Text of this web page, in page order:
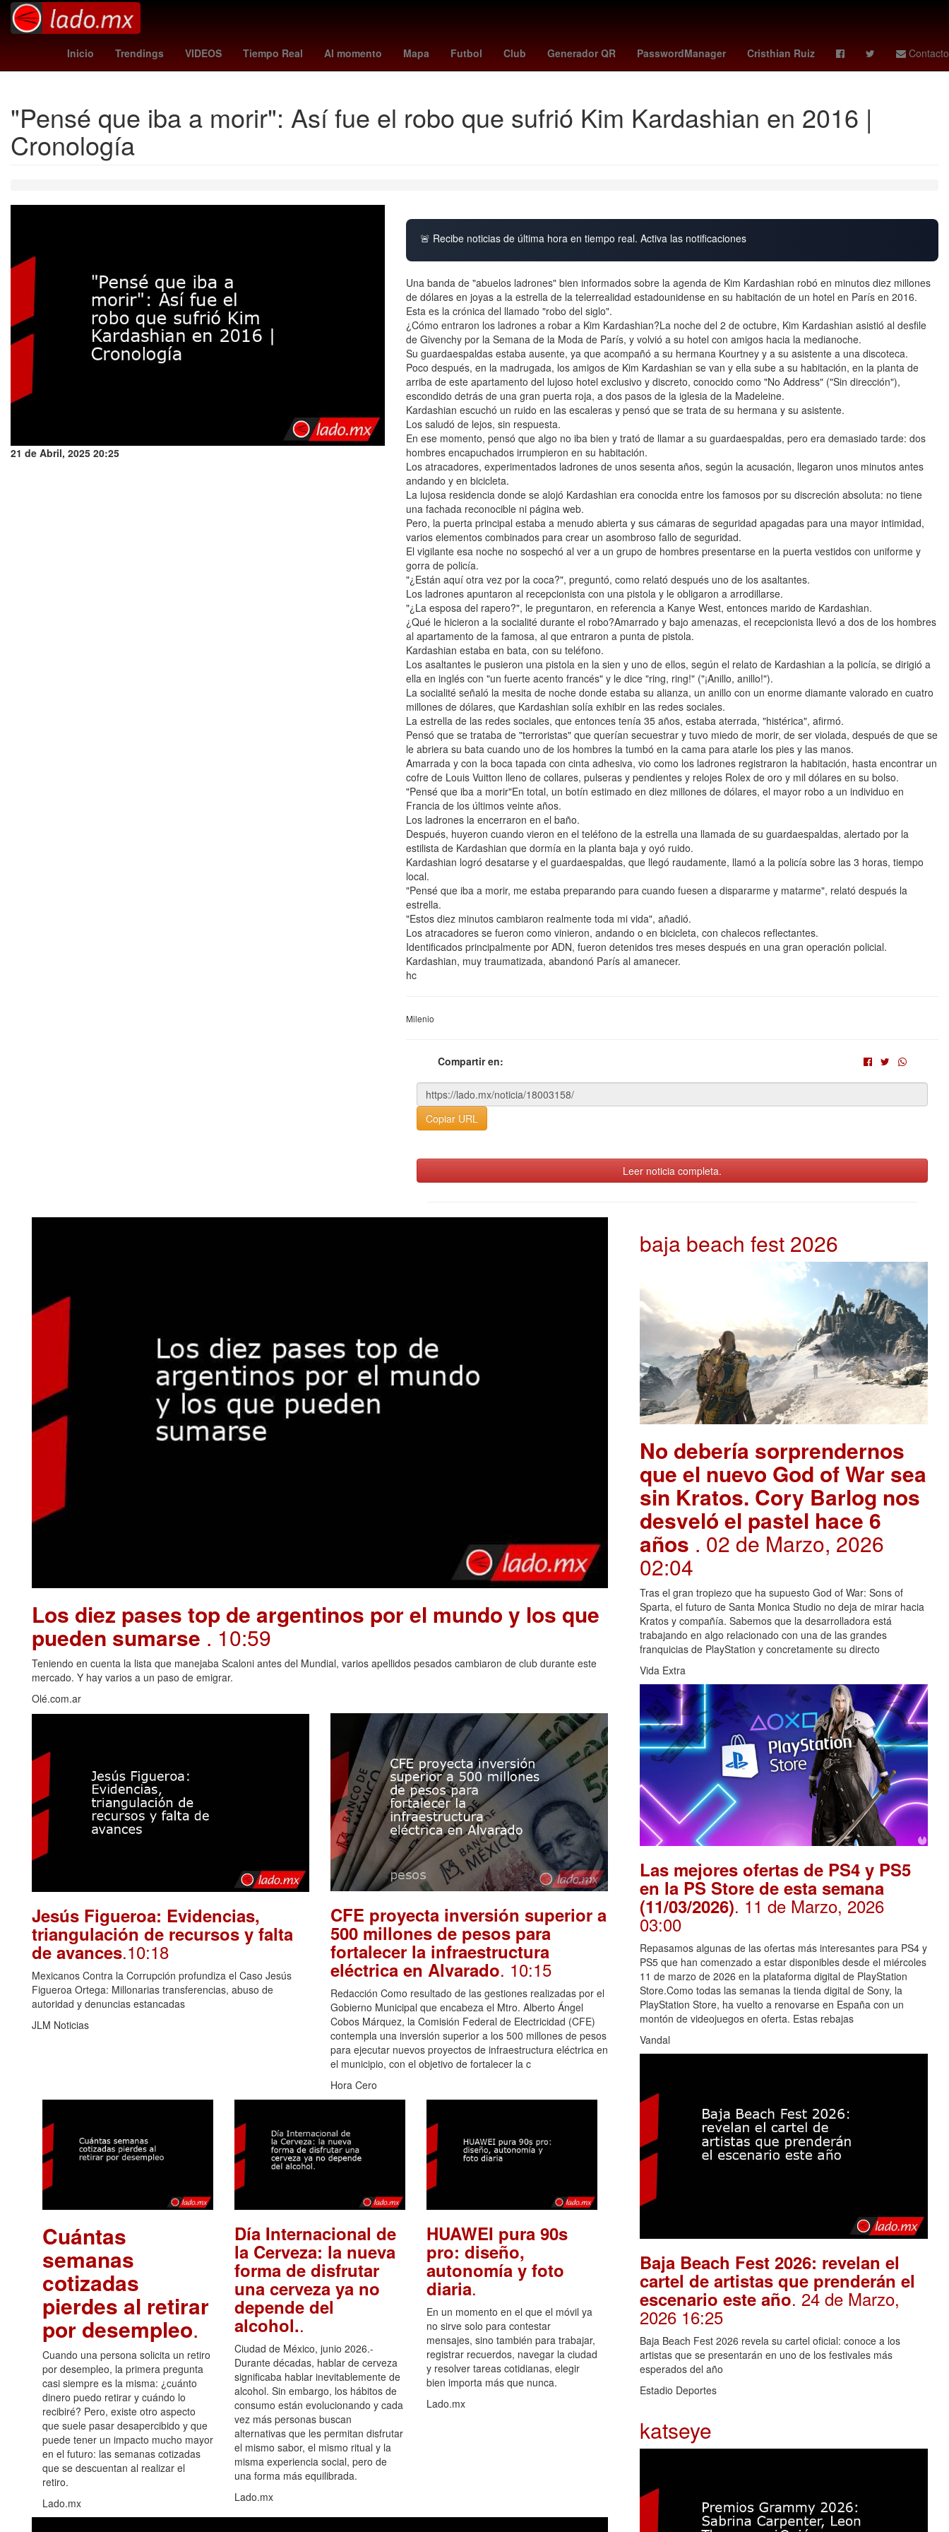
Inicio Trendings VIDEOS Tiempo Real Al momento Mapa Futbol Club Generador QR PasswordManager Cristhian Ruiz Contacto
Dólar estadounidense Maíz transgénico Aguascalientes Amistosos Brasil China frankfurt - hoffenheim #OndaDeCalor Selección de fútbol de Gabón Marc Cucurella
"Pensé que iba a morir": Así fue el robo que sufrió Kim Kardashian en 2016 |
Cronología
21 de Abril, 2025 20:25
🚨 Recibe noticias de última hora en tiempo real. Activa las notificaciones
Una banda de "abuelos ladrones" bien informados sobre la agenda de Kim Kardashian robó en minutos diez millones
de dólares en joyas a la estrella de la telerrealidad estadounidense en su habitación de un hotel en París en 2016.
Esta es la crónica del llamado "robo del siglo".
¿Cómo entraron los ladrones a robar a Kim Kardashian?La noche del 2 de octubre, Kim Kardashian asistió al desfile
de Givenchy por la Semana de la Moda de París, y volvió a su hotel con amigos hacia la medianoche.
Su guardaespaldas estaba ausente, ya que acompañó a su hermana Kourtney y a su asistente a una discoteca.
Poco después, en la madrugada, los amigos de Kim Kardashian se van y ella sube a su habitación, en la planta de
arriba de este apartamento del lujoso hotel exclusivo y discreto, conocido como "No Address" ("Sin dirección"),
escondido detrás de una gran puerta roja, a dos pasos de la iglesia de la Madeleine.
Kardashian escuchó un ruido en las escaleras y pensó que se trata de su hermana y su asistente.
Los saludó de lejos, sin respuesta.
En ese momento, pensó que algo no iba bien y trató de llamar a su guardaespaldas, pero era demasiado tarde: dos
hombres encapuchados irrumpieron en su habitación.
Los atracadores, experimentados ladrones de unos sesenta años, según la acusación, llegaron unos minutos antes
andando y en bicicleta.
La lujosa residencia donde se alojó Kardashian era conocida entre los famosos por su discreción absoluta: no tiene
una fachada reconocible ni página web.
Pero, la puerta principal estaba a menudo abierta y sus cámaras de seguridad apagadas para una mayor intimidad,
varios elementos combinados para crear un asombroso fallo de seguridad.
El vigilante esa noche no sospechó al ver a un grupo de hombres presentarse en la puerta vestidos con uniforme y
gorra de policía.
"¿Están aquí otra vez por la coca?", preguntó, como relató después uno de los asaltantes.
Los ladrones apuntaron al recepcionista con una pistola y le obligaron a arrodillarse.
"¿La esposa del rapero?", le preguntaron, en referencia a Kanye West, entonces marido de Kardashian.
¿Qué le hicieron a la socialité durante el robo?Amarrado y bajo amenazas, el recepcionista llevó a dos de los hombres
al apartamento de la famosa, al que entraron a punta de pistola.
Kardashian estaba en bata, con su teléfono.
Los asaltantes le pusieron una pistola en la sien y uno de ellos, según el relato de Kardashian a la policía, se dirigió a
ella en inglés con "un fuerte acento francés" y le dice "ring, ring!" ("¡Anillo, anillo!").
La socialité señaló la mesita de noche donde estaba su alianza, un anillo con un enorme diamante valorado en cuatro
millones de dólares, que Kardashian solía exhibir en las redes sociales.
La estrella de las redes sociales, que entonces tenía 35 años, estaba aterrada, "histérica", afirmó.
Pensó que se trataba de "terroristas" que querían secuestrar y tuvo miedo de morir, de ser violada, después de que se
le abriera su bata cuando uno de los hombres la tumbó en la cama para atarle los pies y las manos.
Amarrada y con la boca tapada con cinta adhesiva, vio como los ladrones registraron la habitación, hasta encontrar un
cofre de Louis Vuitton lleno de collares, pulseras y pendientes y relojes Rolex de oro y mil dólares en su bolso.
"Pensé que iba a morir"En total, un botín estimado en diez millones de dólares, el mayor robo a un individuo en
Francia de los últimos veinte años.
Los ladrones la encerraron en el baño.
Después, huyeron cuando vieron en el teléfono de la estrella una llamada de su guardaespaldas, alertado por la
estilista de Kardashian que dormía en la planta baja y oyó ruido.
Kardashian logró desatarse y el guardaespaldas, que llegó raudamente, llamó a la policía sobre las 3 horas, tiempo
local.
"Pensé que iba a morir, me estaba preparando para cuando fuesen a dispararme y matarme", relató después la
estrella.
"Estos diez minutos cambiaron realmente toda mi vida", añadió.
Los atracadores se fueron como vinieron, andando o en bicicleta, con chalecos reflectantes.
Identificados principalmente por ADN, fueron detenidos tres meses después en una gran operación policial.
Kardashian, muy traumatizada, abandonó París al amanecer.
hc
Milenio
Compartir en:
Copiar URL
Leer noticia completa.
Los diez pases top de argentinos por el mundo y los que
pueden sumarse . 10:59
Teniendo en cuenta la lista que manejaba Scaloni antes del Mundial, varios apellidos pesados cambiaron de club durante este
mercado. Y hay varios a un paso de emigrar.
Olé.com.ar
Jesús Figueroa: Evidencias,
triangulación de recursos y falta
de avances.10:18
Mexicanos Contra la Corrupción profundiza el Caso Jesús
Figueroa Ortega: Millonarias transferencias, abuso de
autoridad y denuncias estancadas
JLM Noticias
CFE proyecta inversión superior a
500 millones de pesos para
fortalecer la infraestructura
eléctrica en Alvarado. 10:15
Redacción Como resultado de las gestiones realizadas por el
Gobierno Municipal que encabeza el Mtro. Alberto Ángel
Cobos Márquez, la Comisión Federal de Electricidad (CFE)
contempla una inversión superior a los 500 millones de pesos
para ejecutar nuevos proyectos de infraestructura eléctrica en
el municipio, con el objetivo de fortalecer la c
Hora Cero
Cuántas
semanas
cotizadas
pierdes al retirar
por desempleo.
Cuando una persona solicita un retiro
por desempleo, la primera pregunta
casi siempre es la misma: ¿cuánto
dinero puedo retirar y cuándo lo
recibiré? Pero, existe otro aspecto
que suele pasar desapercibido y que
puede tener un impacto mucho mayor
en el futuro: las semanas cotizadas
que se descuentan al realizar el
retiro.
Lado.mx
Día Internacional de
la Cerveza: la nueva
forma de disfrutar
una cerveza ya no
depende del
alcohol..
Ciudad de México, junio 2026.-
Durante décadas, hablar de cerveza
significaba hablar inevitablemente de
alcohol. Sin embargo, los hábitos de
consumo están evolucionando y cada
vez más personas buscan
alternativas que les permitan disfrutar
el mismo sabor, el mismo ritual y la
misma experiencia social, pero de
una forma más equilibrada.
Lado.mx
HUAWEI pura 90s
pro: diseño,
autonomía y foto
diaria.
En un momento en el que el móvil ya
no sirve solo para contestar
mensajes, sino también para trabajar,
registrar recuerdos, navegar la ciudad
y resolver tareas cotidianas, elegir
bien importa más que nunca.
Lado.mx
baja beach fest 2026
No debería sorprendernos
que el nuevo God of War sea
sin Kratos. Cory Barlog nos
desveló el pastel hace 6
años . 02 de Marzo, 2026
02:04
Tras el gran tropiezo que ha supuesto God of War: Sons of
Sparta, el futuro de Santa Monica Studio no deja de mirar hacia
Kratos y compañía. Sabemos que la desarrolladora está
trabajando en algo relacionado con una de las grandes
franquicias de PlayStation y concretamente su directo
Vida Extra
Las mejores ofertas de PS4 y PS5
en la PS Store de esta semana
(11/03/2026). 11 de Marzo, 2026
03:00
Repasamos algunas de las ofertas más interesantes para PS4 y
PS5 que han comenzado a estar disponibles desde el miércoles
11 de marzo de 2026 en la plataforma digital de PlayStation
Store.Como todas las semanas la tienda digital de Sony, la
PlayStation Store, ha vuelto a renovarse en España con un
montón de videojuegos en oferta. Estas rebajas
Vandal
Baja Beach Fest 2026: revelan el
cartel de artistas que prenderán el
escenario este año. 24 de Marzo,
2026 16:25
Baja Beach Fest 2026 revela su cartel oficial: conoce a los
artistas que se presentarán en uno de los festivales más
esperados del año
Estadio Deportes
katseye